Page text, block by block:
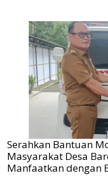
Serahkan Bantuan
Masyarakat Desa
Manfaatkan dengan